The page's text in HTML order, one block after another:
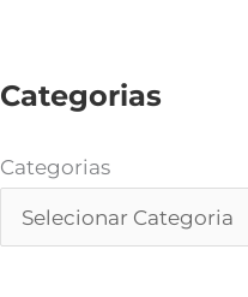
Categorias
Categorias